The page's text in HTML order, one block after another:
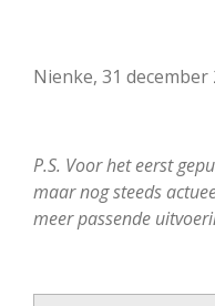
Nienke, 31 december
P.S. Voor het eerst
maar nog steeds
meer passende